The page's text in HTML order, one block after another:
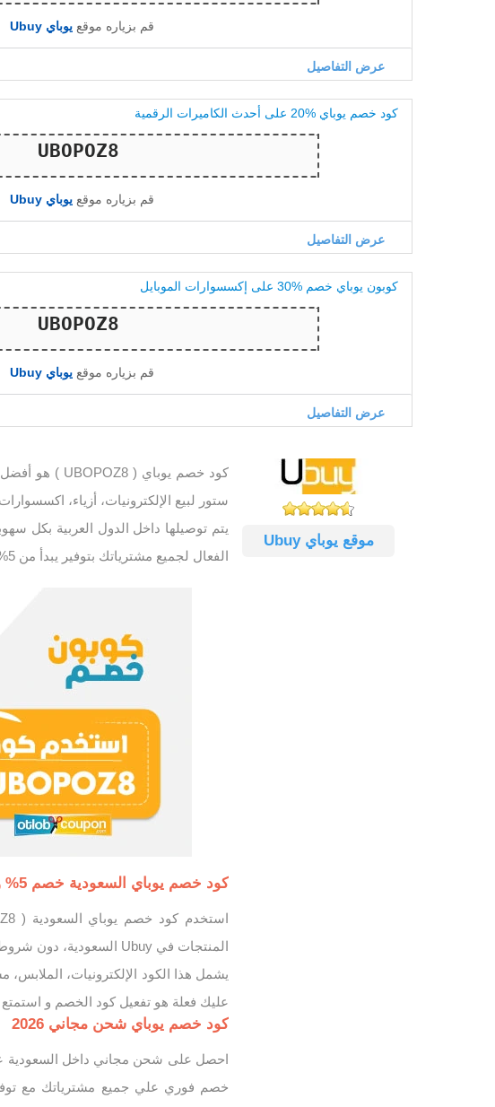
قم بزياره موقعيوباي Ubuy
عرض التفاصيل
كود خصم يوباي %20 على أحدث الكاميرات الرقمية
قم بزياره موقعيوباي Ubuy
عرض التفاصيل
كوبون يوباي خصم %30 على إكسسوارات الموبايل
قم بزياره موقعيوباي Ubuy
عرض التفاصيل
موقع يوباي Ubuy
ستور لبيع الإلكترونيات، أزياء،
الفعال لجميع مشترياتك بتوفير يبدأ من 5%.
كود خصم يوباي السعودية خصم 5% واكثر لجميع منتجات Ubuy
المنتجات في Ubuy السعودية، دون شروط أو حد أدنى للشراء.
يشمل هذا الكود الإلكترونيات، الملابس،
عليك فعلة هو تفعيل كود الخصم و استمتع
كود خصم يوباي شحن مجاني 2026
خصم فوري علي جميع مشترياتك مع